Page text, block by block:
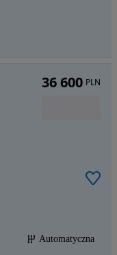
Automatyczna
36 600 PLN